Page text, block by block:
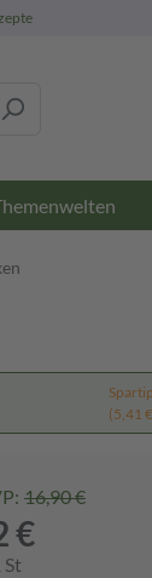
(5,41
16,90 €
€
St